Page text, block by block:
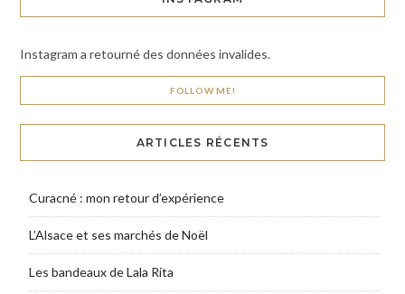
Instagram a retourné des données invalides.
FOLLOW ME!
ARTICLES RÉCENTS
Curacné : mon retour d’expérience
L’Alsace et ses marchés de Noël
Les bandeaux de Lala Rita